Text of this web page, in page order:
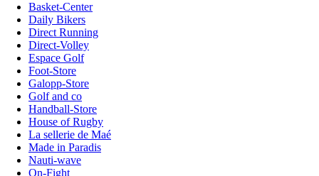
Basket-Center
Daily Bikers
Direct Running
Direct-Volley
Espace Golf
Foot-Store
Galopp-Store
Golf and co
Handball-Store
House of Rugby
La sellerie de Maé
Made in Paradis
Nauti-wave
On-Fight